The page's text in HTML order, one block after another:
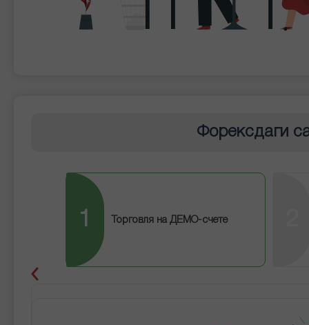
Форексдаги
1 Торговля на ДЕМО-счете